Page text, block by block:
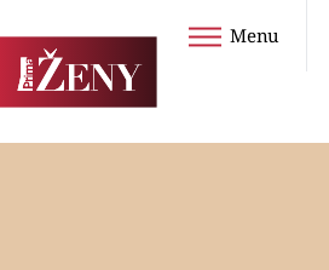
Menu